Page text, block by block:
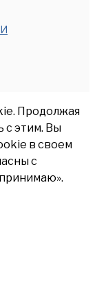
Продолжая
с этим. Вы
в своем
с